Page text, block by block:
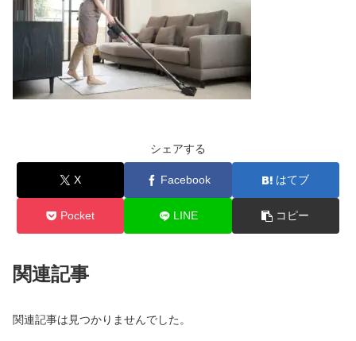
シェアする
X Facebook はてブ
Pocket LINE コピー
関連記事
関連記事は見つかりませんでした。